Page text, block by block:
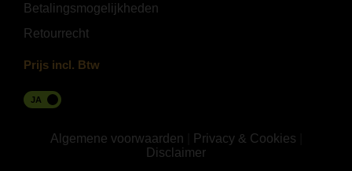
Betalingsmogelijkheden
Retourrecht
Prijs incl. Btw
JA
Algemene voorwaarden Privacy & Cookies
Disclaimer